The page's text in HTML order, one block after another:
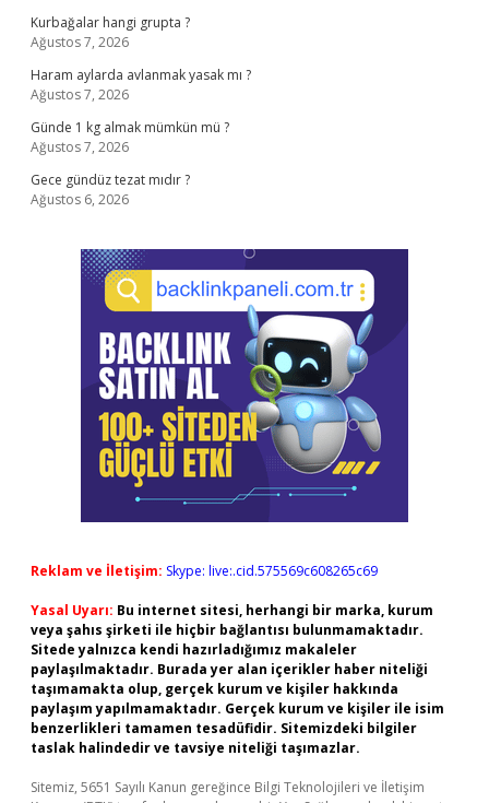
Kurbağalar hangi grupta ?
Ağustos 7, 2026
Haram aylarda avlanmak yasak mı ?
Ağustos 7, 2026
Günde 1 kg almak mümkün mü ?
Ağustos 7, 2026
Gece gündüz tezat mıdır ?
Ağustos 6, 2026
Reklam ve İletişim: Skype: live:.cid.575569c608265c69
Yasal Uyarı: Bu internet sitesi, herhangi bir marka, kurum
veya şahıs şirketi ile hiçbir bağlantısı bulunmamaktadır.
Sitede yalnızca kendi hazırladığımız makaleler
paylaşılmaktadır. Burada yer alan içerikler haber niteliği
taşımamakta olup, gerçek kurum ve kişiler hakkında
paylaşım yapılmamaktadır. Gerçek kurum ve kişiler ile isim
benzerlikleri tamamen tesadüfidir. Sitemizdeki bilgiler
taslak halindedir ve tavsiye niteliği taşımazlar.
Sitemiz, 5651 Sayılı Kanun gereğince Bilgi Teknolojileri ve İletişim